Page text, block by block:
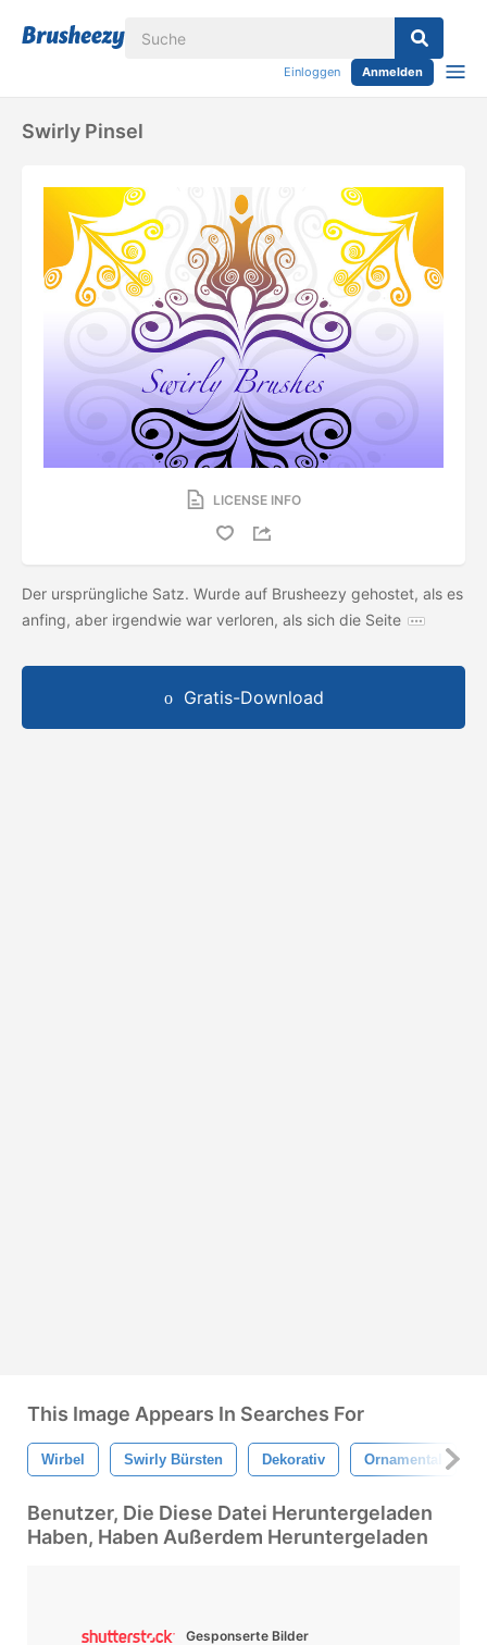
Einloggen Anmelden
Swirly Pinsel
LICENSE INFO
Der ursprüngliche Satz. Wurde auf Brusheezy gehostet, als es
anfing, aber irgendwie war verloren, als sich die Seite
Gratis-Download
This Image Appears In Searches For
Wirbel Swirly Bürsten Dekorativ Ornamental
Benutzer, Die Diese Datei Heruntergeladen
Haben, Haben Außerdem Heruntergeladen
Gesponserte Bilder